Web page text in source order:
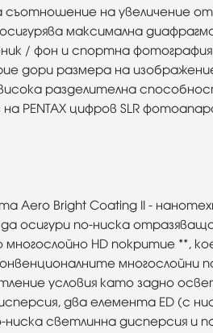
на увеличение
максимална
/ фон и спортна
дори размера на
разделителна
PENTAX цифров SLR
Bright Coating II -
осигури по-ниска
HD покритие **,
многослойни
условия като задно
два елемента ED (с
светлинна дисперсия и